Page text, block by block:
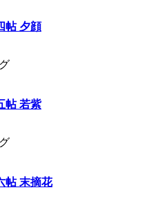
帖 夕顔
帖 若紫
帖 末摘花